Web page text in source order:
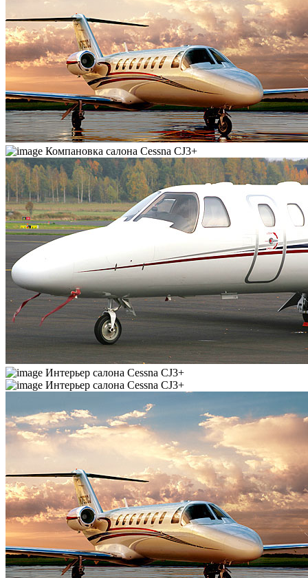
Компановка салона Cessna CJ3+
Интерьер салона Cessna CJ3+
Интерьер салона Cessna CJ3+